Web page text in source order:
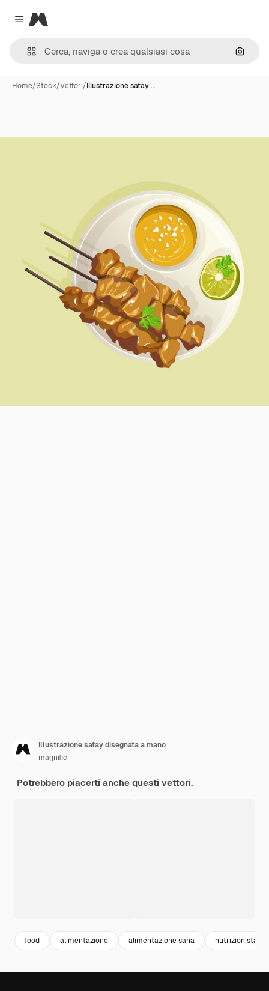
Close menu
Magnific
Cerca
Home/Stock/Vettori/Illustrazione satay …
Illustrazione satay disegnata a mano
magnific
Potrebbero piacerti anche questi vettori.
food alimentazione alimentazione sana nutrizionista